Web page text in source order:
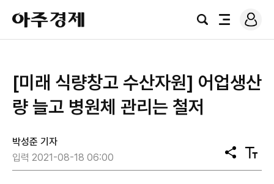
아
주
경
검
전
로
그
[미래 식량창고 수산자원] 어업생산
량 늘고 병원체 관리는 철저
박성준 기자
입력 2021-08-18 06:00
공
유
텍
스